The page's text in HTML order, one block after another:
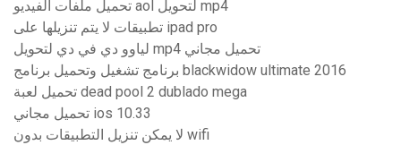
تحميل ملفات الفيديو aol لتحويل mp4
تطبيقات لا يتم تنزيلها على ipad pro
لياوو دي في دي لتحويل mp4 تحميل مجاني
برنامج تشغيل وتحميل برنامج blackwidow ultimate 2016
تحميل لعبة dead pool 2 dublado mega
تحميل مجاني ios 10.33
لا يمكن تنزيل التطبيقات بدون wifi